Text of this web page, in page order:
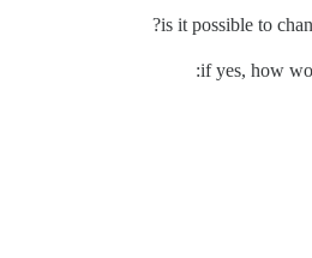
is it possible to
if yes, how